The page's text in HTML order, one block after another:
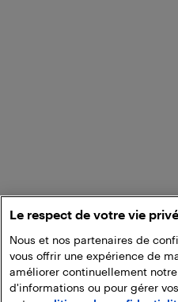
Le respect de votre vie
Nous et nos partenaires de
vous offrir une expérience de
améliorer continuellement
d'informations ou pour gérer